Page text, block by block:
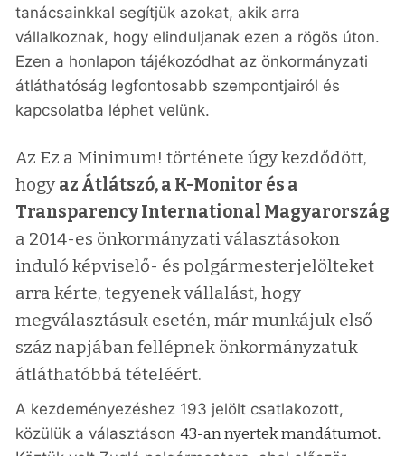
tanácsainkkal segítjük azokat, akik arra
vállalkoznak, hogy elinduljanak ezen a rögös úton.
Ezen a honlapon tájékozódhat az önkormányzati
átláthatóság legfontosabb szempontjairól és
kapcsolatba léphet velünk.
Az Ez a Minimum! története úgy kezdődött,
hogy az Átlátszó, a K-Monitor és a
Transparency International Magyarország
a 2014-es önkormányzati választásokon
induló képviselő- és polgármesterjelölteket
arra kérte, tegyenek vállalást, hogy
megválasztásuk esetén, már munkájuk első
száz napjában fellépnek önkormányzatuk
átláthatóbbá tételéért.
A kezdeményezéshez 193 jelölt csatlakozott,
közülük a választáson 43-an nyertek mandátumot.